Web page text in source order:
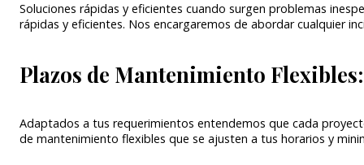
Soluciones rápidas y eficientes cuando surgen problemas
rápidas y eficientes. Nos encargaremos de abordar cualquier
Plazos de Mantenimiento Flexibles:
Adaptados a tus requerimientos entendemos que cada
de mantenimiento flexibles que se ajusten a tus horarios y